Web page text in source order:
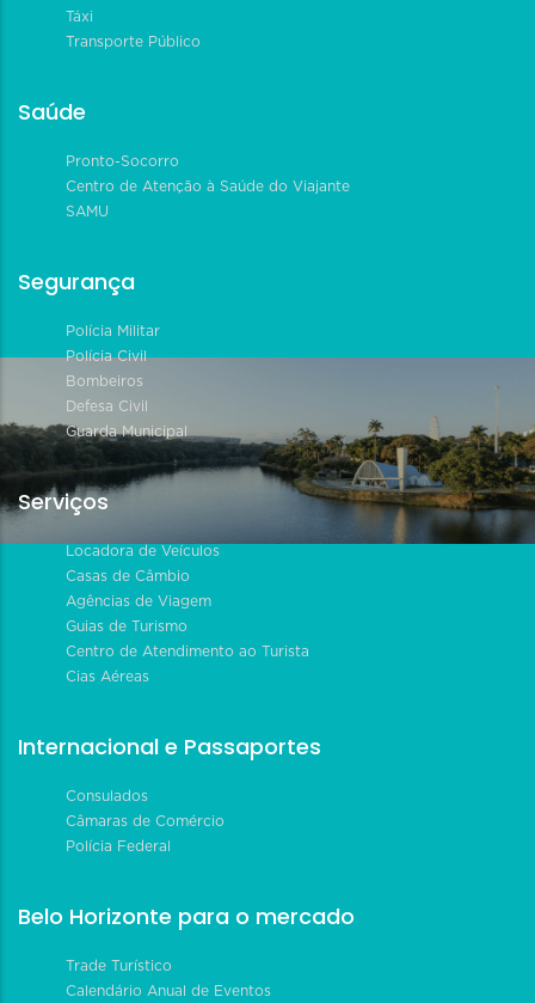
Táxi
Transporte Público
Saúde
Pronto-Socorro
Centro de Atenção à Saúde do Viajante
SAMU
Segurança
Polícia Militar
Polícia Civil
Bombeiros
Defesa Civil
Guarda Municipal
Serviços
Locadora de Veículos
Casas de Câmbio
Agências de Viagem
Guias de Turismo
Centro de Atendimento ao Turista
Cias Aéreas
Internacional e Passaportes
Consulados
Câmaras de Comércio
Polícia Federal
Belo Horizonte para o mercado
Trade Turístico
Calendário Anual de Eventos